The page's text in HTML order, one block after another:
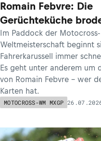
Romain Febvre: Die
Gerüchteküche
Im Paddock der Motocross-
Weltmeisterschaft beginnt
Fahrerkarussell immer
Es geht unter anderem um
von Romain Febvre – wer
Karten hat.
MOTOCROSS-WM MXGP